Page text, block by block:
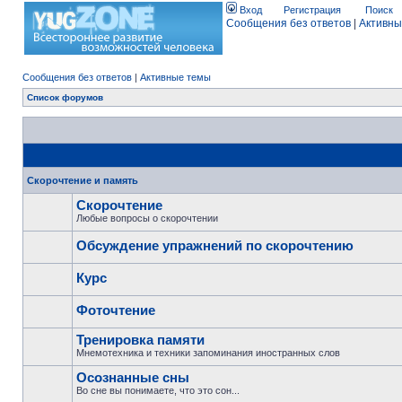
Вход Регистрация Поиск
Сообщения без ответов
Сообщения без ответов | Активные темы
Список форумов
Скорочтение и память
Скорочтение
Любые вопросы о скорочтении
Обсуждение упражнений по скорочтению
Курс
Фоточтение
Тренировка памяти
Мнемотехника и техники запоминания иностранных слов
Осознанные сны
Во сне вы понимаете, что это сон...